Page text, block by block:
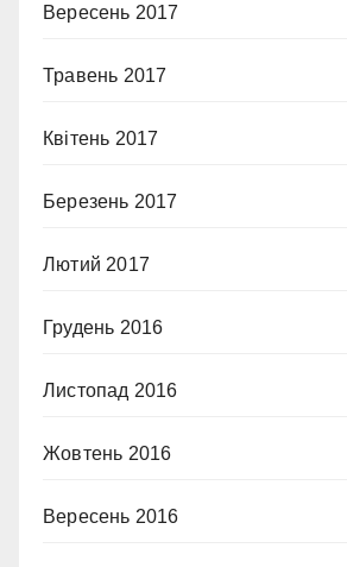
Вересень 2017
Травень 2017
Квітень 2017
Березень 2017
Лютий 2017
Грудень 2016
Листопад 2016
Жовтень 2016
Вересень 2016